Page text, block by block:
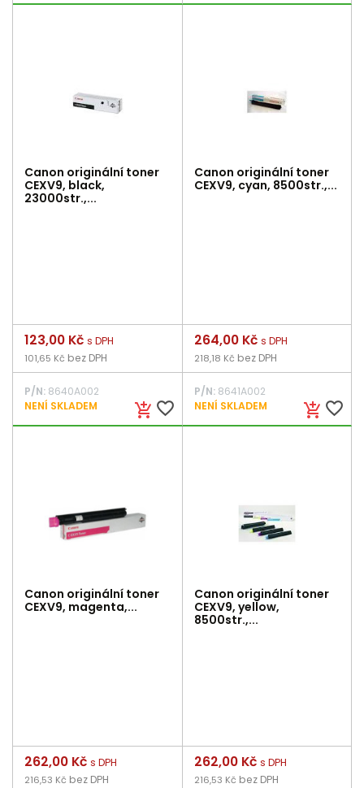
Canon originální toner
CEXV9, black,
23000str.,...
add_shopping_cart favorite_border
Cena
123,00 Kč s DPH
101,65 Kč bez DPH
P/N: 8640A002
NENÍ SKLADEM
Canon originální toner
CEXV9, cyan, 8500str.,...
add_shopping_cart favorite_border
Cena
264,00 Kč s DPH
218,18 Kč bez DPH
P/N:8641A002
NENÍ SKLADEM
Canon originální toner
CEXV9, magenta,...
Cena
262,00 Kč s DPH
216,53 Kč bez DPH
Canon originální toner
CEXV9, yellow,
8500str.,...
Cena
262,00 Kč s DPH
216,53 Kč bez DPH